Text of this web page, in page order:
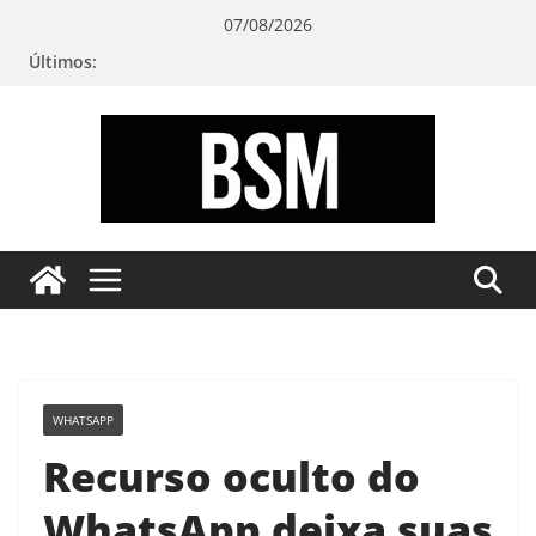
07/08/2026
Últimos:
sua
Mente
WHATSAPP
Recurso oculto do